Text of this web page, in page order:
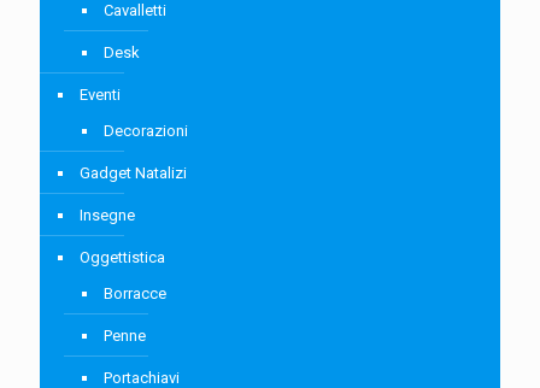
Cavalletti
Desk
Eventi
Decorazioni
Gadget Natalizi
Insegne
Oggettistica
Borracce
Penne
Portachiavi